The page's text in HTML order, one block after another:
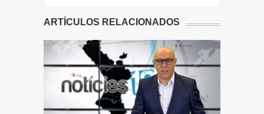
ARTÍCULOS RELACIONADOS